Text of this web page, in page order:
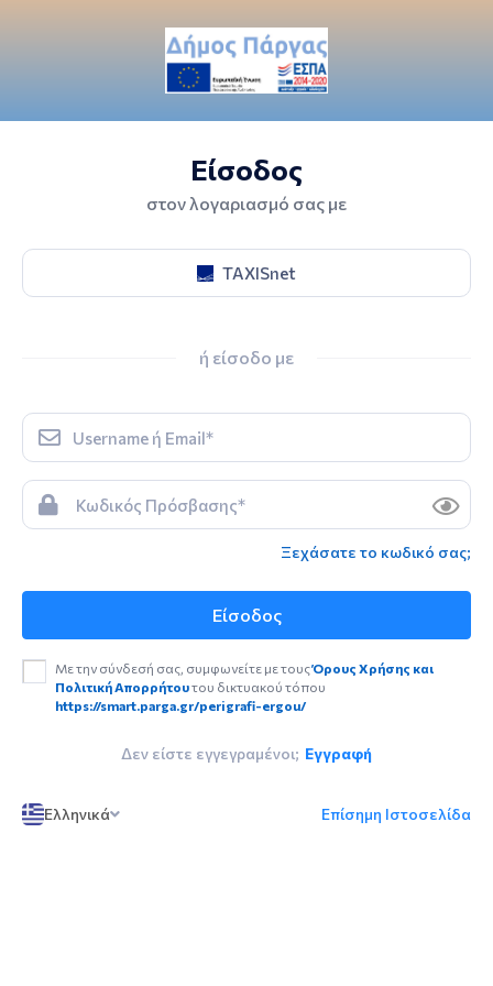
Είσοδος
στον λογαριασμό σας με
TAXISnet
ή είσοδο με
Ξεχάσατε το κωδικό σας;
Είσοδος
Με την σύνδεσή σας, συμφωνείτε με τουςΌρους Χρήσης και
Πολιτική Απορρήτουτου δικτυακού τόπου
https://smart.parga.gr/perigrafi-ergou/
Δεν είστε εγγεγραμένοι; Εγγραφή
Ελληνικά Επίσημη Ιστοσελίδα